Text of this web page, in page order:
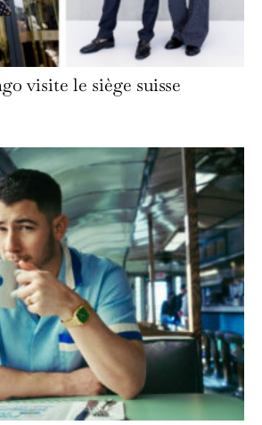
visite le siège suisse